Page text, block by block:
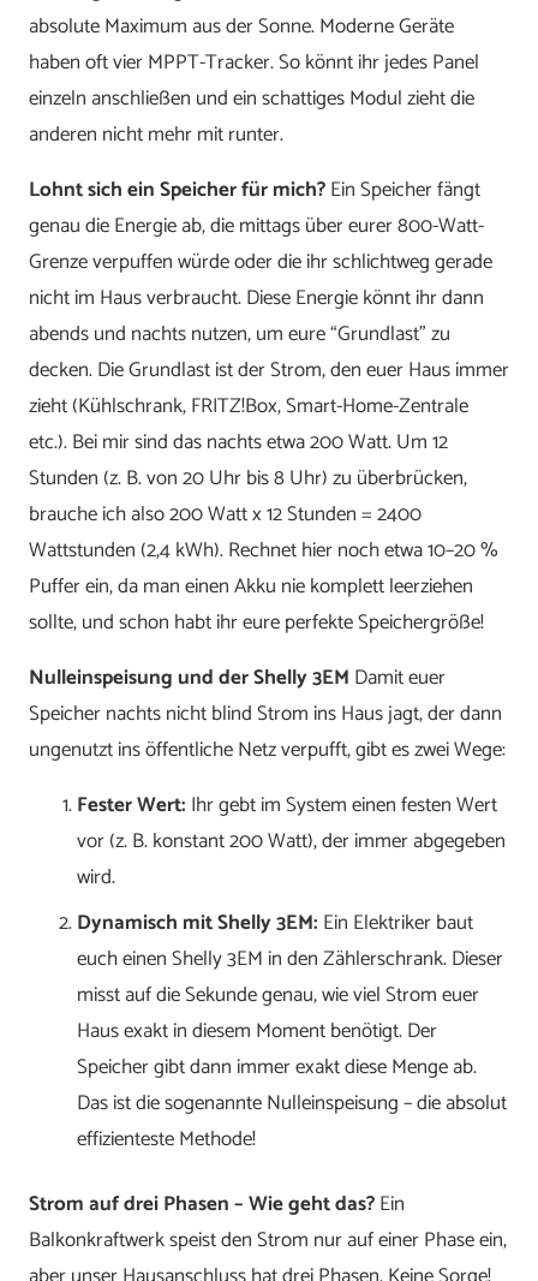
absolute Maximum aus der Sonne. Moderne Geräte
haben oft vier MPPT-Tracker. So könnt ihr jedes Panel
einzeln anschließen und ein schattiges Modul zieht die
anderen nicht mehr mit runter.
Lohnt sich ein Speicher für mich?Ein Speicher fängt
genau die Energie ab, die mittags über eurer 800-Watt-
Grenze verpuffen würde oder die ihr schlichtweg gerade
nicht im Haus verbraucht. Diese Energie könnt ihr dann
abends und nachts nutzen, um eure “Grundlast” zu
decken. Die Grundlast ist der Strom, den euer Haus immer
zieht (Kühlschrank, FRITZ!Box, Smart-Home-Zentrale
etc.). Bei mir sind das nachts etwa 200 Watt. Um 12
Stunden (z. B. von 20 Uhr bis 8 Uhr) zu überbrücken,
brauche ich also 200 Watt x 12 Stunden = 2400
Wattstunden (2,4 kWh). Rechnet hier noch etwa 10–20 %
Puffer ein, da man einen Akku nie komplett leerziehen
sollte, und schon habt ihr eure perfekte Speichergröße!
Nulleinspeisung und der Shelly 3EM Damit euer
Speicher nachts nicht blind Strom ins Haus jagt, der dann
ungenutzt ins öffentliche Netz verpufft, gibt es zwei Wege:
Fester Wert: Ihr gebt im System einen festen Wert
vor (z. B. konstant 200 Watt), der immer abgegeben
wird.
Dynamisch mit Shelly 3EM: Ein Elektriker baut
euch einen Shelly 3EM in den Zählerschrank. Dieser
misst auf die Sekunde genau, wie viel Strom euer
Haus exakt in diesem Moment benötigt. Der
Speicher gibt dann immer exakt diese Menge ab.
Das ist die sogenannte Nulleinspeisung – die absolut
effizienteste Methode!
Strom auf drei Phasen – Wie geht das?Ein
Balkonkraftwerk speist den Strom nur auf einer Phase ein,